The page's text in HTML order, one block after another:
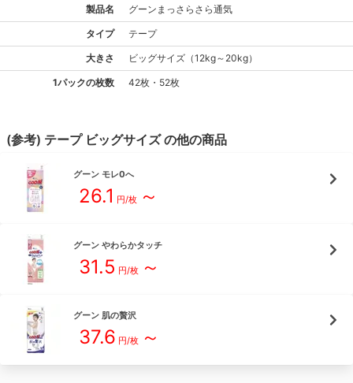
製品名 グーン まっさらさら通気
タイプ テープ
大きさ ビッグサイズ （12kg～20kg）
1パックの枚数 42枚・52枚
(参考) テープ ビッグサイズの他の商品
グーン モレ0へ
26.1 円/枚 ～
グーン やわらかタッチ
31.5 円/枚 ～
グーン 肌の贅沢
37.6 円/枚 ～